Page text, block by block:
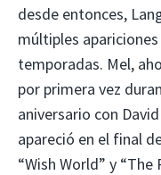
desde entonces,
múltiples
temporadas. Mel,
por primera vez
aniversario con
apareció en el final
“Wish World” y “The